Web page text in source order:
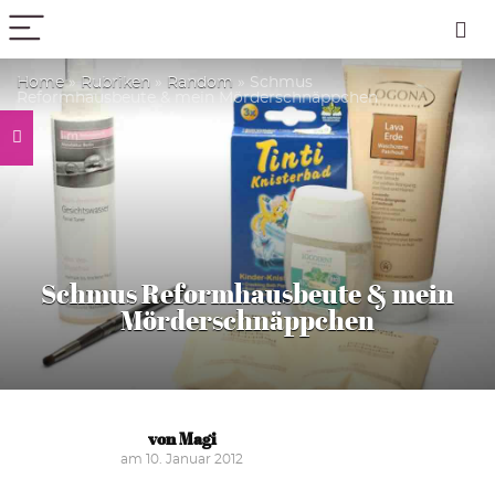
PICK COLOR
Home»Rubriken » Random » Schmus
Reformhausbeute & mein Mörderschnäppchen
Schmus Reformhausbeute & mein
Mörderschnäppchen
von Magi
am 10. Januar 2012